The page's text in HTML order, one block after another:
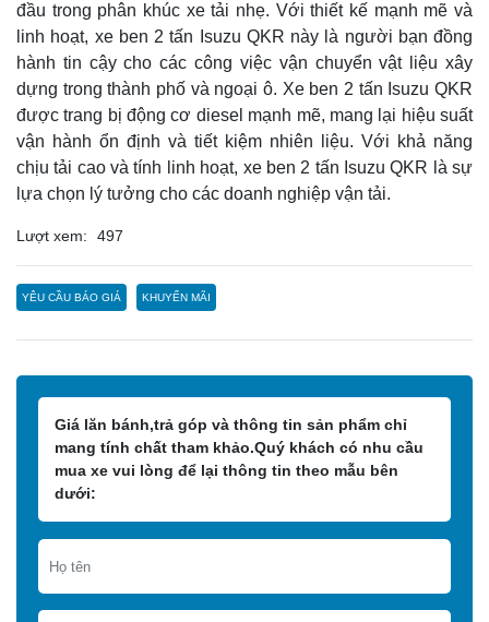
đầu trong phân khúc xe tải nhẹ. Với thiết kế mạnh mẽ và
linh hoạt, xe ben 2 tấn Isuzu QKR này là người bạn đồng
hành tin cậy cho các công việc vận chuyển vật liệu xây
dựng trong thành phố và ngoại ô. Xe ben 2 tấn Isuzu QKR
được trang bị động cơ diesel mạnh mẽ, mang lại hiệu suất
vận hành ổn định và tiết kiệm nhiên liệu. Với khả năng
chịu tải cao và tính linh hoạt, xe ben 2 tấn Isuzu QKR là sự
lựa chọn lý tưởng cho các doanh nghiệp vận tải.
Lượt xem: 497
YÊU CẦU BÁO GIÁ KHUYẾN MÃI
Giá lăn bánh,trả góp và thông tin sản phẩm chỉ
mang tính chất tham khảo.Quý khách có nhu cầu
mua xe vui lòng để lại thông tin theo mẫu bên
dưới: